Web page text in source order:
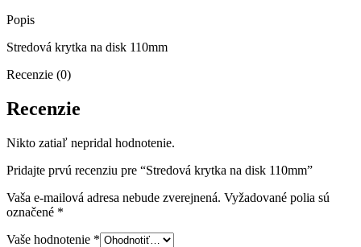
Popis
Stredová krytka na disk 110mm
Recenzie (0)
Recenzie
Nikto zatiaľ nepridal hodnotenie.
Pridajte prvú recenziu pre “Stredová krytka na disk 110mm”
Vaša e-mailová adresa nebude zverejnená. Vyžadované polia sú
označené *
Vaše hodnotenie *